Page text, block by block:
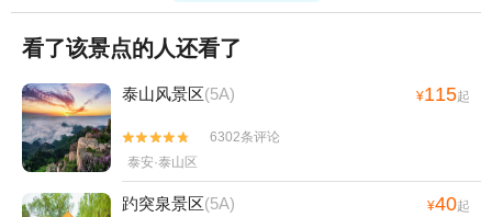
看了该景点的人还看了
泰山风景区(5A) ¥115起


6302条评论
泰安·泰山区
趵突泉景区(5A) ¥40起